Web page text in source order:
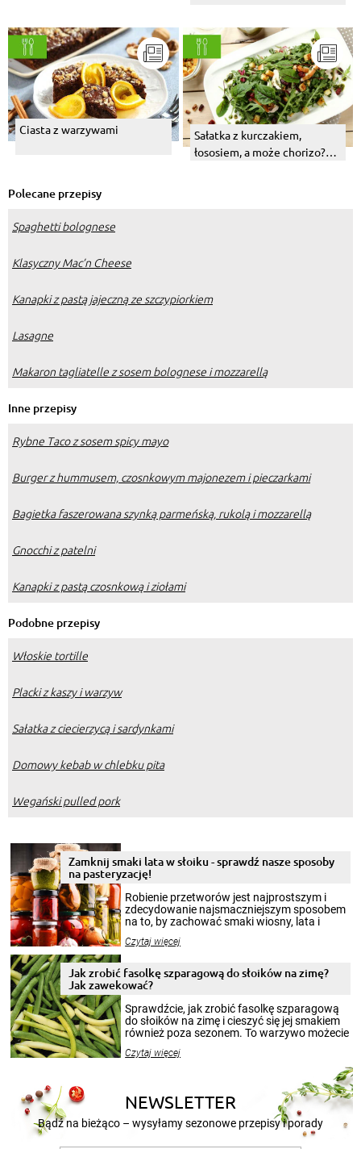
Ciasta z warzywami
Sałatka z kurczakiem,
łososiem, a może chorizo?
Polecane przepisy
Spaghetti bolognese
Klasyczny Mac’n Cheese
Kanapki z pastą jajeczną ze szczypiorkiem
Lasagne
Makaron tagliatelle z sosem bolognese i mozzarellą
Inne przepisy
Rybne Taco z sosem spicy mayo
Burger z hummusem, czosnkowym majonezem i pieczarkami
Bagietka faszerowana szynką parmeńską, rukolą i mozzarellą
Gnocchi z patelni
Kanapki z pastą czosnkową i ziołami
Podobne przepisy
Włoskie tortille
Placki z kaszy i warzyw
Sałatka z ciecierzycą i sardynkami
Domowy kebab w chlebku pita
Wegański pulled pork
Zamknij smaki lata w słoiku - sprawdź nasze sposoby
na pasteryzację!
Robienie przetworów jest najprostszym i
zdecydowanie najsmaczniejszym sposobem
na to, by zachować smaki wiosny, lata i
krajobrazów, by cieszyć nimi oko w sezonie
pełni poczuć atmosferę cieplejszych
miesięcy. Przygotowanie słoików ze
patenty, które pozwolą zachować świeżość
przetworów.
Czytaj więcej
Jak zrobić fasolkę szparagową do słoików na zimę?
Jak zawekować?
Sprawdźcie, jak zrobić fasolkę szparagową
do słoików na zimę i cieszyć się jej smakiem
również poza sezonem. To warzywo możecie
nasze propozycje!
Czytaj więcej
NEWSLETTER
Bądź na bieżąco – wysyłamy sezonowe przepisy i porady